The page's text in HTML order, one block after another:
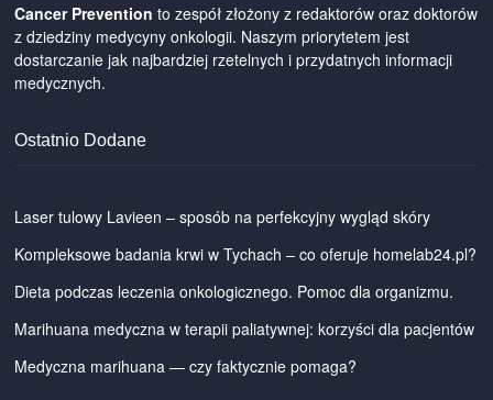
Cancer Prevention to zespół złożony z redaktorów oraz doktorów
z dziedziny medycyny onkologii. Naszym priorytetem jest
dostarczanie jak najbardziej rzetelnych i przydatnych informacji
medycznych.
Ostatnio Dodane
Laser tulowy Lavieen – sposób na perfekcyjny wygląd skóry
Kompleksowe badania krwi w Tychach – co oferuje homelab24.pl?
Dieta podczas leczenia onkologicznego. Pomoc dla organizmu.
Marihuana medyczna w terapii paliatywnej: korzyści dla pacjentów
Medyczna marihuana — czy faktycznie pomaga?